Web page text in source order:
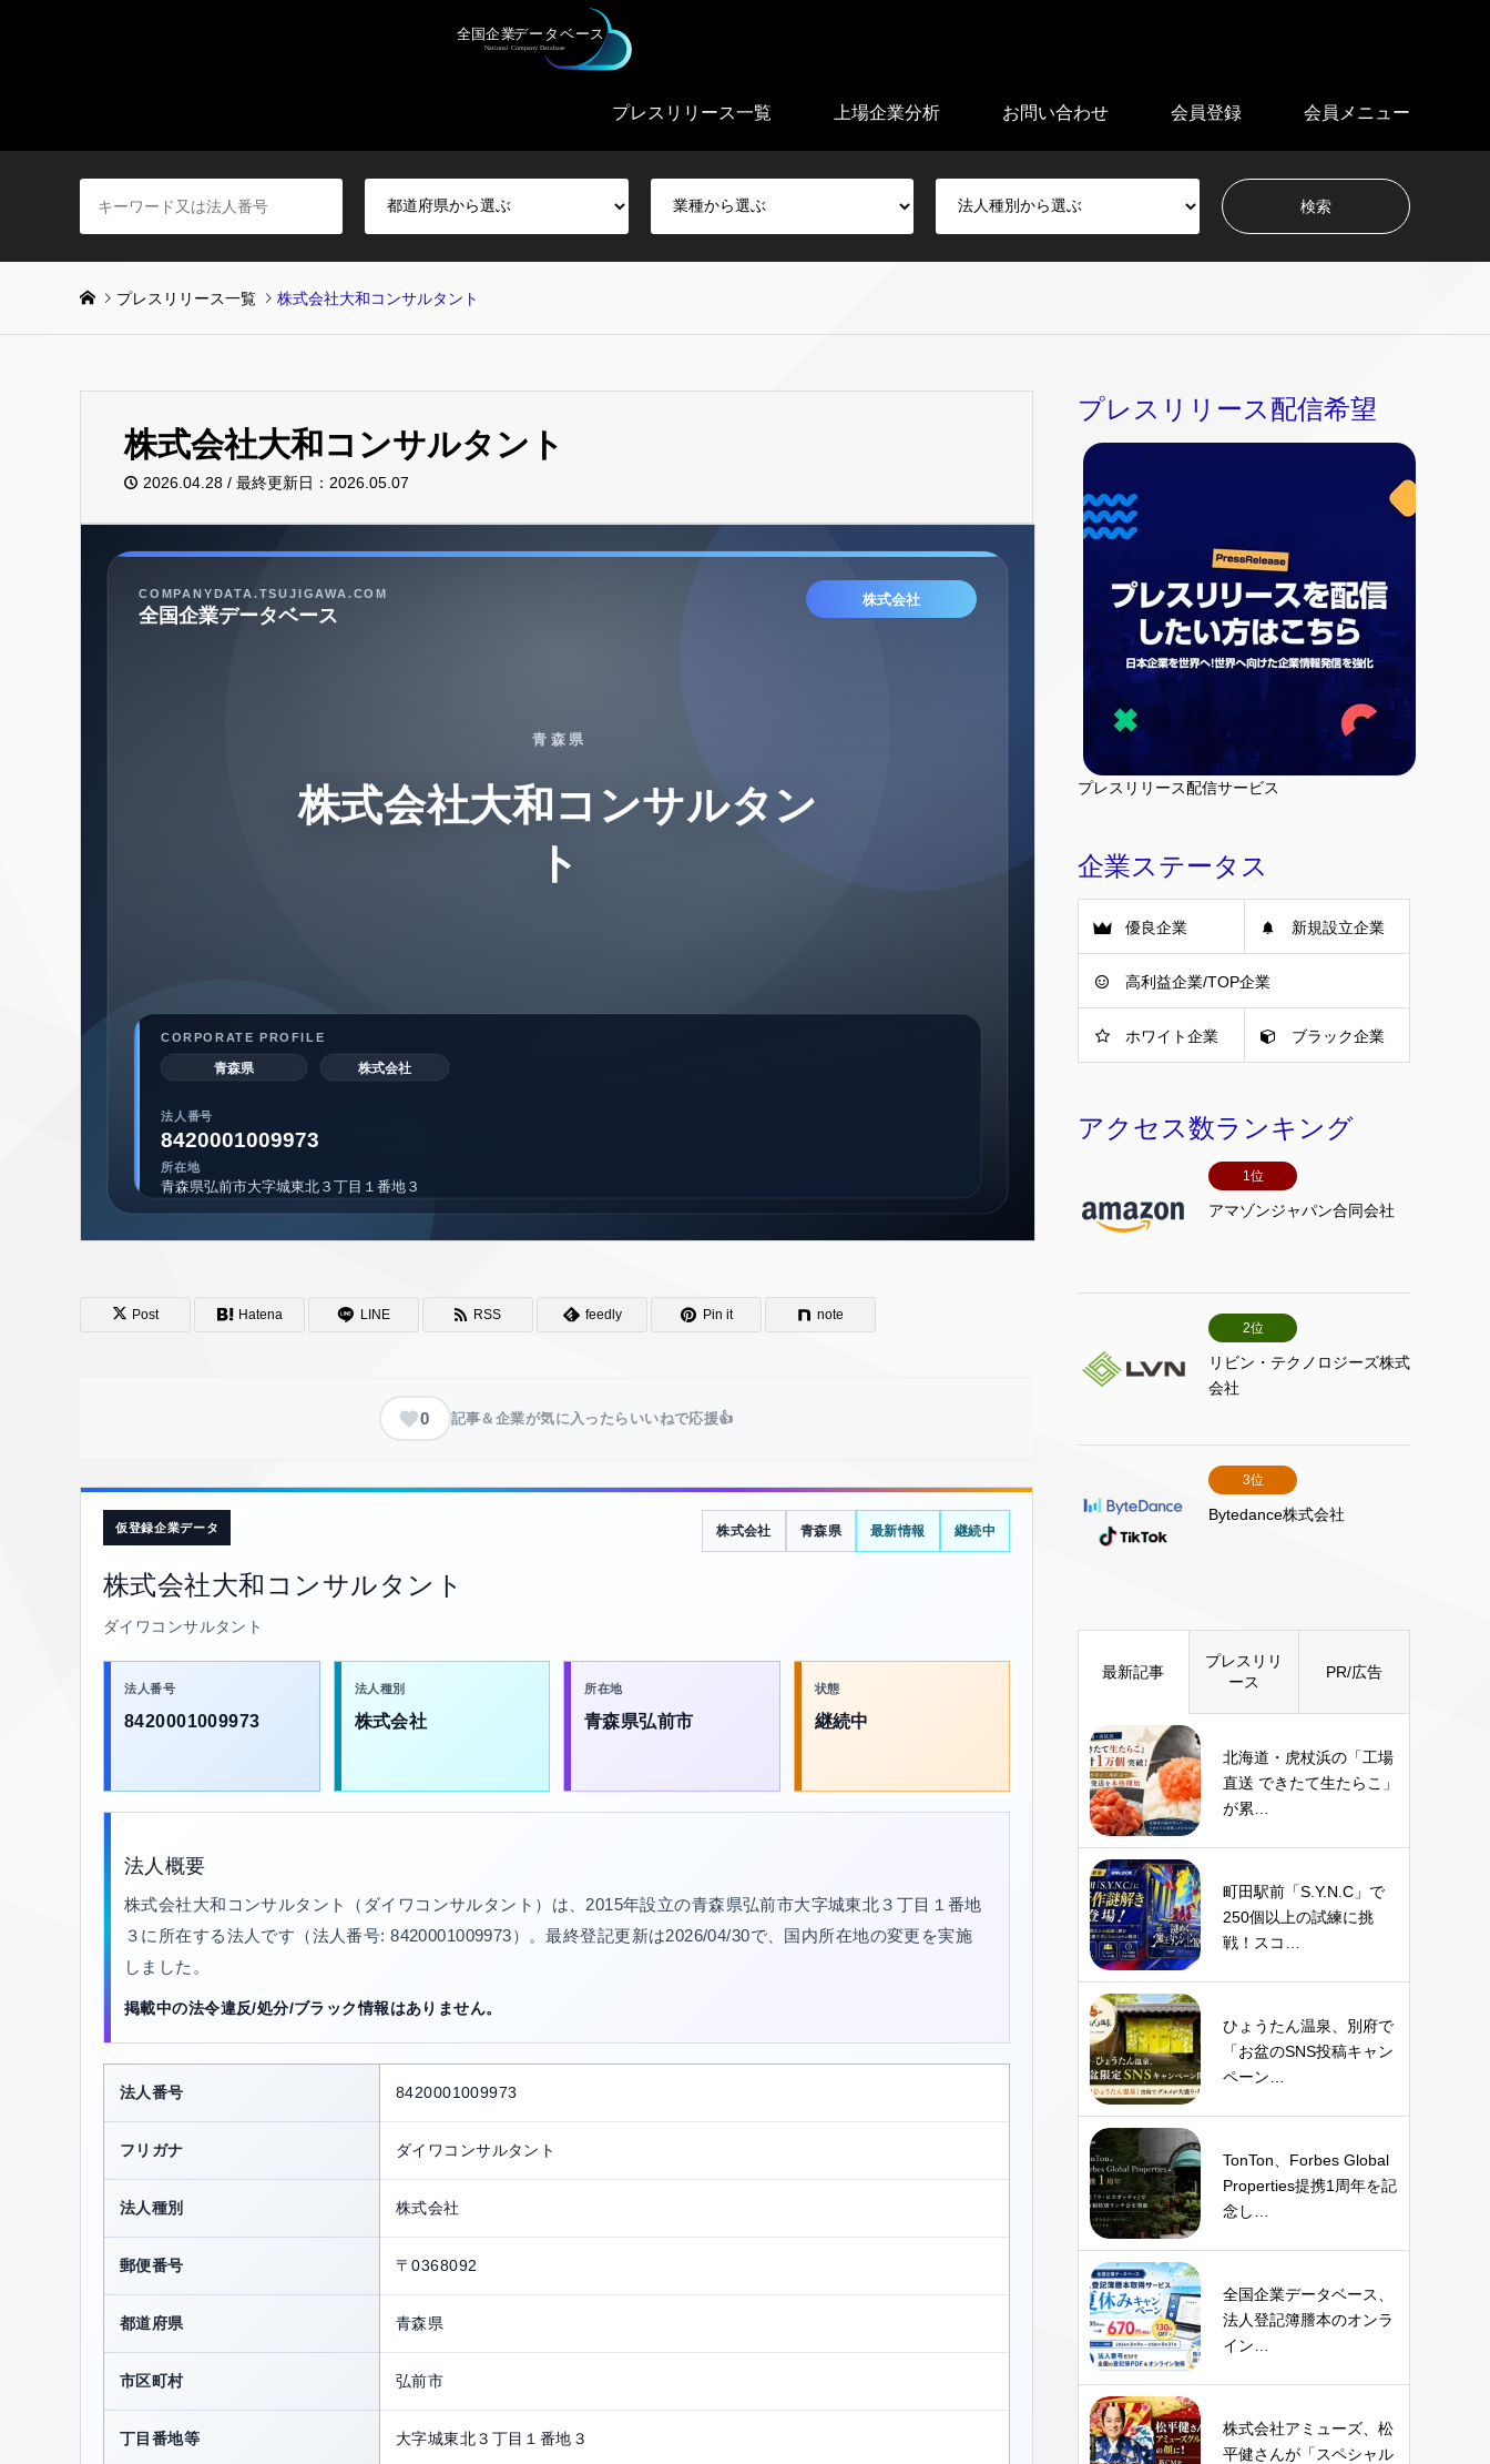
プレスリリース一覧 上場企業分析 お問い合わせ 会員登録 会員メニュー
プレスリリース一覧 株式会社大和コンサルタント
株式会社大和コンサルタント
2026.04.28 / 最終更新日：2026.05.07
Post Hatena LINE RSS feedly Pin it note
0 記事＆企業が気に入ったらいいねで応援👍
仮登録企業データ
株式会社大和コンサルタント
ダイワコンサルタント
株式会社 青森県 最新情報 継続中
法人番号
8420001009973
法人種別
株式会社
所在地
青森県弘前市
状態
継続中
法人概要
株式会社大和コンサルタント（ダイワコンサルタント）は、2015年設立の青森県弘前市大字城東北３丁目１番地
３に所在する法人です（法人番号: 8420001009973）。最終登記更新は2026/04/30で、国内所在地の変更を実施
しました。
掲載中の法令違反/処分/ブラック情報はありません。
法人番号 8420001009973
フリガナ ダイワコンサルタント
法人種別 株式会社
郵便番号 〒0368092
都道府県 青森県
市区町村 弘前市
丁目番地等 大字城東北３丁目１番地３
プレスリリース配信希望
プレスリリース配信サービス
企業ステータス
優良企業 新規設立企業
高利益企業/TOP企業
ホワイト企業 ブラック企業
アクセス数ランキング
1位
アマゾンジャパン合同会社
2位
リビン・テクノロジーズ株式
会社
3位
Bytedance株式会社
最新記事
プレスリリ
ース
PR/広告
北海道・虎杖浜の「工場
直送 できたて生たらこ」
が累…
町田駅前「S.Y.N.C」で
250個以上の試練に挑
戦！スコ…
ひょうたん温泉、別府で
「お盆のSNS投稿キャン
ペーン…
TonTon、Forbes Global
Properties提携1周年を記
念し…
全国企業データベース、
法人登記簿謄本のオンラ
イン…
株式会社アミューズ、松
平健さんが「スペシャル